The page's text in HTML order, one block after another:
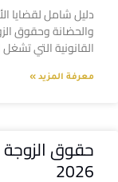
دليل شامل لقضايا
والحضانة وحقوق
القانونية التي
معرفة المزيد »
حقوق
2026